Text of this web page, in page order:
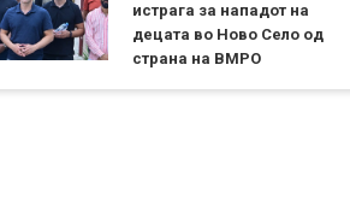
истрага за нападот на
децата во Ново Село од
страна на ВМРО